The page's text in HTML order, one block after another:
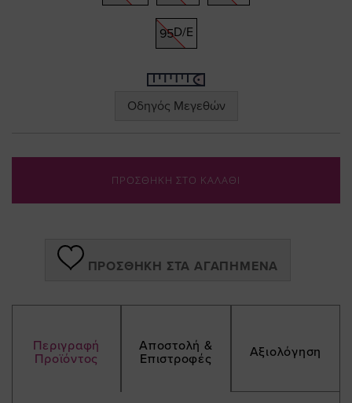
95D/E
Οδηγός Μεγεθών
ΠΡΟΣΘΗΚΗ ΣΤΟ ΚΑΛΑΘΙ
ΠΡΟΣΘΉΚΗ ΣΤΑ ΑΓΑΠΗΜΈΝΑ
Περιγραφή
Προϊόντος
Αποστολή &
Επιστροφές
Αξιολόγηση